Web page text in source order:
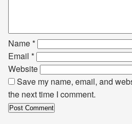
Name*
Email *
Website
Save my name, email, and
the next time I comment.